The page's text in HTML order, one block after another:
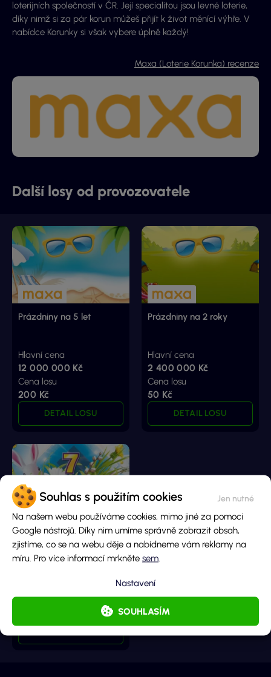
Souhlas s použitím cookies
Na našem webu používáme cookies, mimo jiné za pomoci
Google nástrojů. Díky nim umíme správně zobrazit obsah,
zjistíme, co se na webu děje a nabídneme vám reklamy na
míru. Pro více informací mrkněte sem
SOUHLASÍM
Nastavení
loterijních společností v ČR. Její specialitou jsou levné loterie,
díky nimž si za pár korun můžeš přijít k život měnící výhře. V
nabídce Korunky si však vybere úplně každý!
Maxa (Loterie Korunka) recenze
Další losy od provozovatele
Prázdniny na 5 let
Hlavní cena
12 000 000 Kč
Cena losu
200 Kč
DETAIL LOSU
Prázdniny na 2 roky
Hlavní cena
2 400 000 Kč
Cena losu
50 Kč
DETAIL LOSU
Šťastná 7
Cena losu